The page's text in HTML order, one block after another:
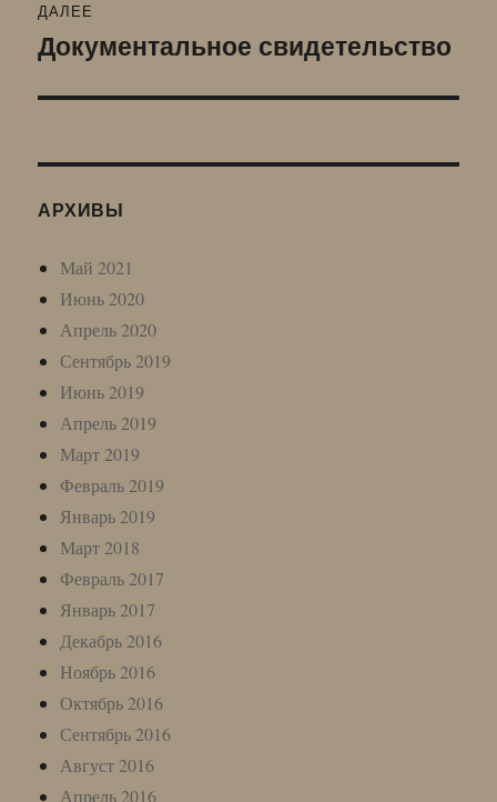
ДАЛЕЕ
Следующая
Документальное свидетельство
АРХИВЫ
Май 2021
Июнь 2020
Апрель 2020
Сентябрь 2019
Июнь 2019
Апрель 2019
Март 2019
Февраль 2019
Январь 2019
Март 2018
Февраль 2017
Январь 2017
Декабрь 2016
Ноябрь 2016
Октябрь 2016
Сентябрь 2016
Август 2016
Апрель 2016